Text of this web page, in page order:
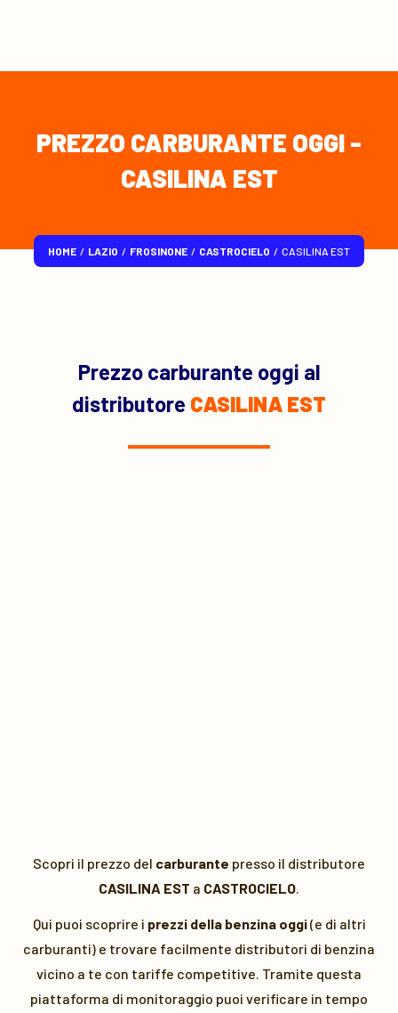
PREZZO CARBURANTE OGGI -
CASILINA EST
HOME / LAZIO / FROSINONE / CASTROCIELO / CASILINA EST
Prezzo carburante oggi al
distributore CASILINA EST
Scopri il prezzo del carburante presso il distributore
CASILINA EST a CASTROCIELO.
Qui puoi scoprire i prezzi della benzina oggi(e di altri
carburanti) e trovare facilmente distributori di benzina
vicino a te con tariffe competitive. Tramite questa
piattaforma di monitoraggio puoi verificare in tempo